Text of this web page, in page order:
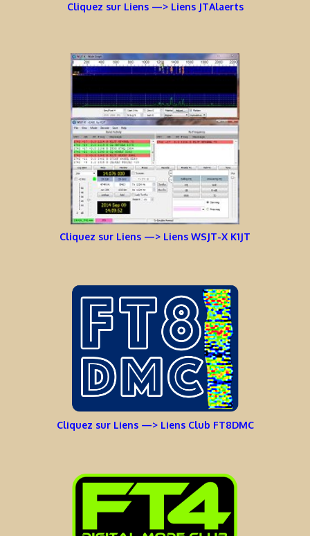
Cliquez sur Liens —> Liens JTAlaerts
Cliquez sur Liens —> Liens WSJT-X K1JT
Cliquez sur Liens —> Liens Club FT8DMC